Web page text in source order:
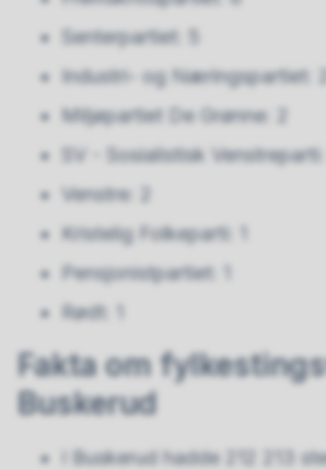
Senterpartiet: 5
Industri- og Næringspartiet: 2
Miljøpartiet De Grønne: 2
SV - Sosialistisk Venstreparti:
Venstre: 2
Kristelig Folkeparti: 1
Pensjonistpartiet: 1
Rødt: 1
Fakta om
Buskerud
I Buskerud hadde 212 213